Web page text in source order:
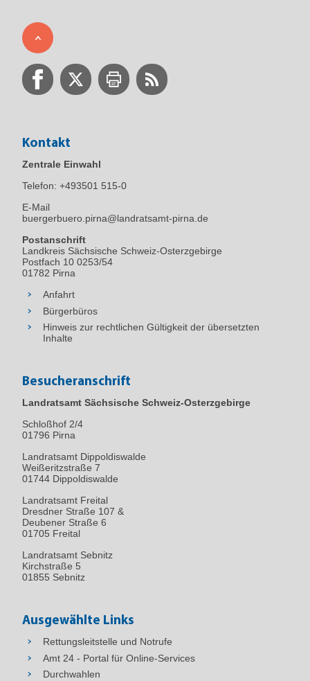
Kontakt
Zentrale Einwahl
Telefon: +493501 515-0
E-Mail
buergerbuero.pirna@landratsamt-pirna.de
Postanschrift
Landkreis Sächsische Schweiz-Osterzgebirge
Postfach 10 0253/54
01782 Pirna
Anfahrt
Bürgerbüros
Hinweis zur rechtlichen Gültigkeit der übersetzten
Inhalte
Besucheranschrift
Landratsamt Sächsische Schweiz-Osterzgebirge
Schloßhof 2/4
01796 Pirna
Landratsamt Dippoldiswalde
Weißeritzstraße 7
01744 Dippoldiswalde
Landratsamt Freital
Dresdner Straße 107 &
Deubener Straße 6
01705 Freital
Landratsamt Sebnitz
Kirchstraße 5
01855 Sebnitz
Ausgewählte Links
Rettungsleitstelle und Notrufe
Amt 24 - Portal für Online-Services
Durchwahlen